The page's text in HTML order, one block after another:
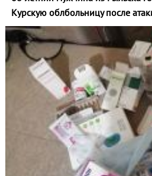
Курскую облбольницу после